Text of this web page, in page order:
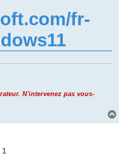
fr-
N'intervenez pas vous-
1